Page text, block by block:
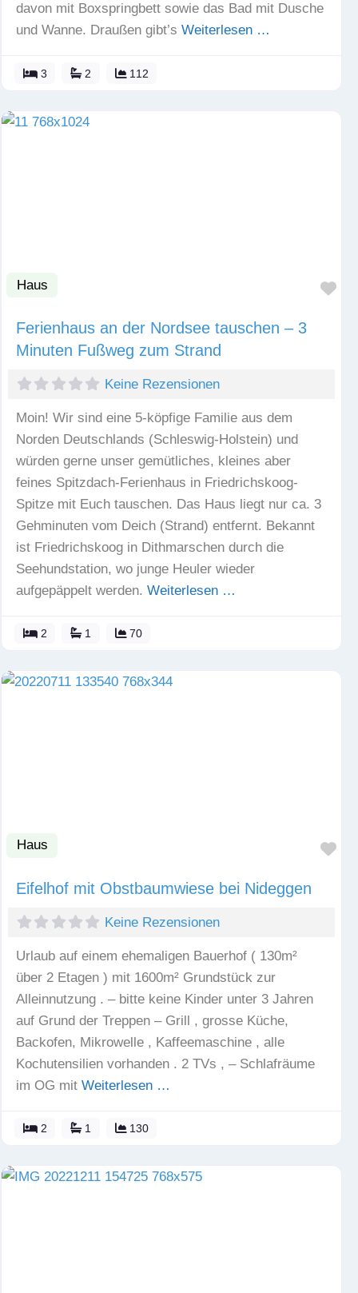
davon mit Boxspringbett sowie das Bad mit Dusche
und Wanne. Draußen gibt’s Weiterlesen …
3 2 112
Haus
Ferienhaus an der Nordsee tauschen – 3
Minuten Fußweg zum Strand
Keine Rezensionen
Moin! Wir sind eine 5-köpfige Familie aus dem
Norden Deutschlands (Schleswig-Holstein) und
würden gerne unser gemütliches, kleines aber
feines Spitzdach-Ferienhaus in Friedrichskoog-
Spitze mit Euch tauschen. Das Haus liegt nur ca. 3
Gehminuten vom Deich (Strand) entfernt. Bekannt
ist Friedrichskoog in Dithmarschen durch die
Seehundstation, wo junge Heuler wieder
aufgepäppelt werden. Weiterlesen …
2 1 70
Haus
Eifelhof mit Obstbaumwiese bei Nideggen
Keine Rezensionen
Urlaub auf einem ehemaligen Bauerhof ( 130m²
über 2 Etagen ) mit 1600m² Grundstück zur
Alleinnutzung . – bitte keine Kinder unter 3 Jahren
auf Grund der Treppen – Grill , grosse Küche,
Backofen, Mikrowelle , Kaffeemaschine , alle
Kochutensilien vorhanden . 2 TVs , – Schlafräume
im OG mit Weiterlesen …
2 1 130